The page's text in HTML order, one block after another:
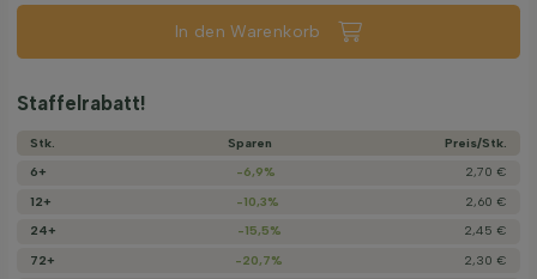
In den Warenkorb
Staffelrabatt!
Stk. Sparen
Preis/­Stk.
6+
-6,9%
2,70 €
12+
-10,3%
2,60 €
24+
-15,5%
2,45 €
72+
-20,7%
2,30 €